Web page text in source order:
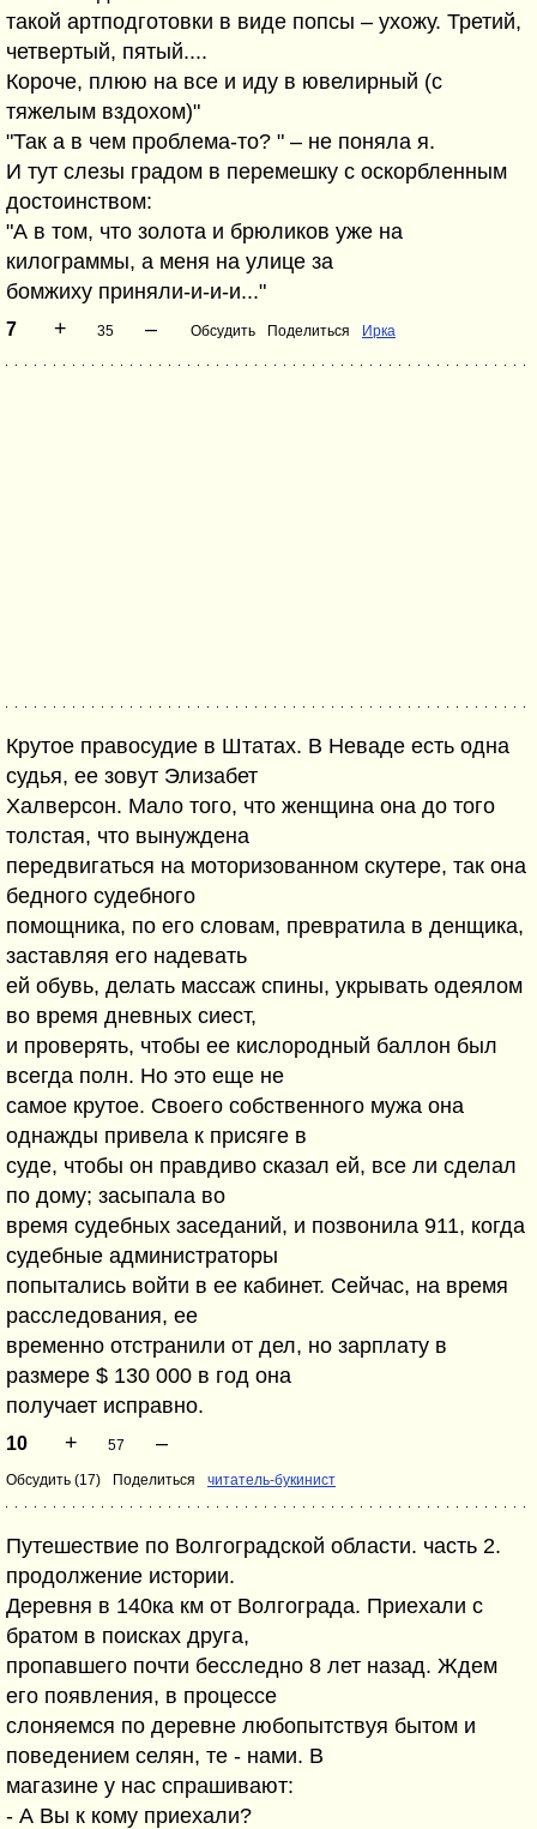
такой артподготовки в виде попсы – ухожу. Третий,
четвертый, пятый....
Короче, плюю на все и иду в ювелирный (с
тяжелым вздохом)"
"Так а в чем проблема-то? " – не поняла я.
И тут слезы градом в перемешку с оскорбленным
достоинством:
"А в том, что золота и брюликов уже на
килограммы, а меня на улице за
бомжиху приняли-и-и-и..."
7 + 35 – Обсудить Поделиться Ирка
Крутое правосудие в Штатах. В Неваде есть одна
судья, ее зовут Элизабет
Халверсон. Мало того, что женщина она до того
толстая, что вынуждена
передвигаться на моторизованном скутере, так она
бедного судебного
помощника, по его словам, превратила в денщика,
заставляя его надевать
ей обувь, делать массаж спины, укрывать одеялом
во время дневных сиест,
и проверять, чтобы ее кислородный баллон был
всегда полн. Но это еще не
самое крутое. Своего собственного мужа она
однажды привела к присяге в
суде, чтобы он правдиво сказал ей, все ли сделал
по дому; засыпала во
время судебных заседаний, и позвонила 911, когда
судебные администраторы
попытались войти в ее кабинет. Сейчас, на время
расследования, ее
временно отстранили от дел, но зарплату в
размере $ 130 000 в год она
получает исправно.
10 + 57 –
Обсудить (17) Поделиться читатель-букинист
Путешествие по Волгоградской области. часть 2.
продолжение истории.
Деревня в 140ка км от Волгограда. Приехали с
братом в поисках друга,
пропавшего почти бесследно 8 лет назад. Ждем
его появления, в процессе
слоняемся по деревне любопытствуя бытом и
поведением селян, те - нами. В
магазине у нас спрашивают:
- А Вы к кому приехали?